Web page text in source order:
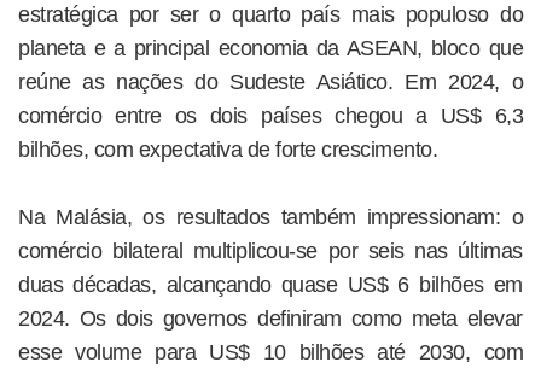
estratégica por ser o quarto país mais populoso do
planeta e a principal economia da ASEAN, bloco que
reúne as nações do Sudeste Asiático. Em 2024, o
comércio entre os dois países chegou a US$ 6,3
bilhões, com expectativa de forte crescimento.
Na Malásia, os resultados também impressionam: o
comércio bilateral multiplicou-se por seis nas últimas
duas décadas, alcançando quase US$ 6 bilhões em
2024. Os dois governos definiram como meta elevar
esse volume para US$ 10 bilhões até 2030, com